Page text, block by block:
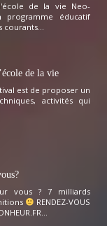
de la vie Neo-
éducatif
courants...
de la vie
est de proposer un
activités qui
vous ? 7 milliards
RENDEZ-VOUS